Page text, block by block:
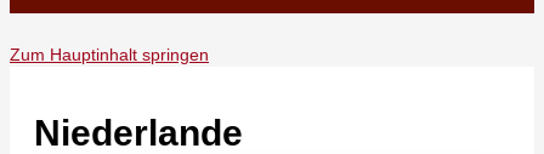
Zum Hauptinhalt springen
Niederlande